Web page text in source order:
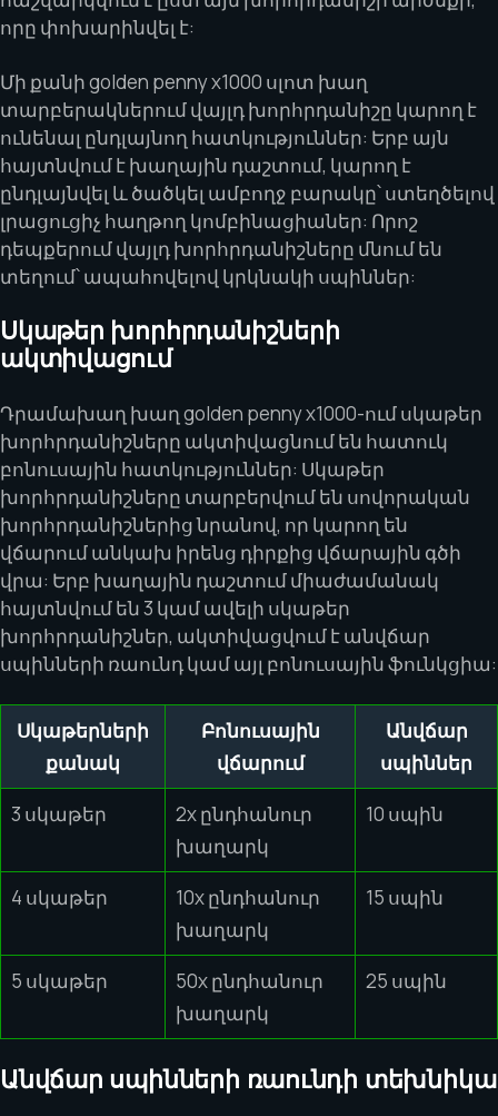
որը փոխարինվել է:
Մի քանի golden penny x1000 սլոտ խաղ
տարբերակներում վայլդ խորհրդանիշը կարող է
ունենալ ընդլայնող հատկություններ: Երբ այն
հայտնվում է խաղային դաշտում, կարող է
ընդլայնվել և ծածկել ամբողջ բարակը՝ ստեղծելով
լրացուցիչ հաղթող կոմբինացիաներ: Որոշ
դեպքերում վայլդ խորհրդանիշները մնում են
տեղում՝ ապահովելով կրկնակի սպիններ:
Սկաթեր խորհրդանիշների
ակտիվացում
Դրամախաղ խաղ golden penny x1000-ում սկաթեր
խորհրդանիշները ակտիվացնում են հատուկ
բոնուսային հատկություններ: Սկաթեր
խորհրդանիշները տարբերվում են սովորական
խորհրդանիշներից նրանով, որ կարող են
վճարում անկախ իրենց դիրքից վճարային գծի
վրա: Երբ խաղային դաշտում միաժամանակ
հայտնվում են 3 կամ ավելի սկաթեր
խորհրդանիշներ, ակտիվացվում է անվճար
սպինների ռաունդ կամ այլ բոնուսային ֆունկցիա:
Սկաթերների
քանակ
Բոնուսային
վճարում
Անվճար
սպիններ
3 սկաթեր
2x ընդհանուր
խաղարկ
10 սպին
4 սկաթեր
10x ընդհանուր
խաղարկ
15 սպին
5 սկաթեր
50x ընդհանուր
խաղարկ
25 սպին
Անվճար սպինների ռաունդի տեխնիկա